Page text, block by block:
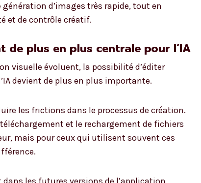
d’images très rapide, tout en
et de contrôle créatif.
de plus en plus centrale pour l’IA
visuelle évoluent, la possibilité d’éditer
devient de plus en plus importante.
les frictions dans le processus de création.
et le rechargement de fichiers
mais pour ceux qui utilisent souvent ces